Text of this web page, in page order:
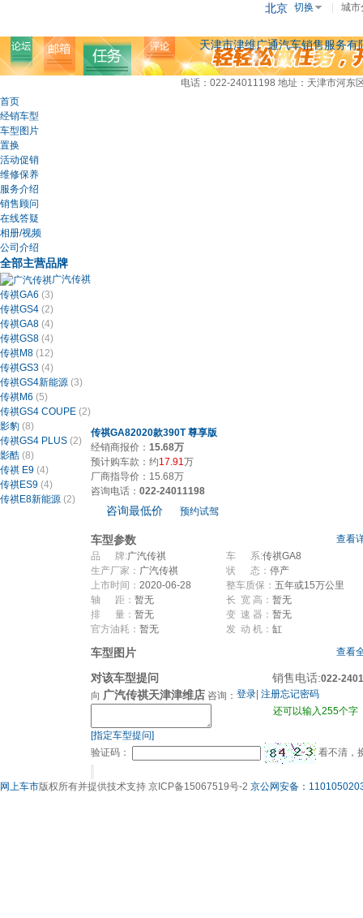
北京 切换 城市
天津市津维广通汽车销售服务有
电话：022-24011198 地址：天津市河东
首页
经销车型
车型图片
置换
活动促销
维修保养
服务介绍
销售顾问
在线答疑
相册/视频
公司介绍
全部主营品牌
广汽传祺
传祺GA6 (3)
传祺GS4 (2)
传祺GA8 (4)
传祺GS8 (4)
传祺M8 (12)
传祺GS3 (4)
传祺GS4新能源 (3)
传祺M6 (5)
传祺GS4 COUPE (2)
影豹 (8)
传祺GS4 PLUS (2)
影酷 (8)
传祺 E9 (4)
传祺ES9 (4)
传祺E8新能源 (2)
传祺GA82020款390T 尊享版
经销商报价： 15.68万
预计购车款：约17.91万
厂商指导价：15.68万
咨询电话： 022-24011198
咨询最低价 预约试驾
查看
车型参数
品 牌:广汽传祺 车 系:传祺GA8
生产厂家： 广汽传祺 状 态： 停产
上市时间： 2020-06-28 整车质保： 五年或15万公里
轴 距： 暂无 长 宽 高： 暂无
排 量： 暂无 变 速 器： 暂无
官方油耗： 暂无 发 动 机： 缸
查看
车型图片
销售电话:022-
对该车型提问
向 广汽传祺天津津维店 咨询： 登录 注册忘记密码
还可以输入255个字
[指定车型提问]
验证码：
看不清，
网上车市版权所有并提供技术支持 京ICP备15067519号-2 京公网安备：